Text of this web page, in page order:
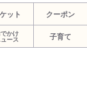
ット クーポン
でかけ
ュース
子育て